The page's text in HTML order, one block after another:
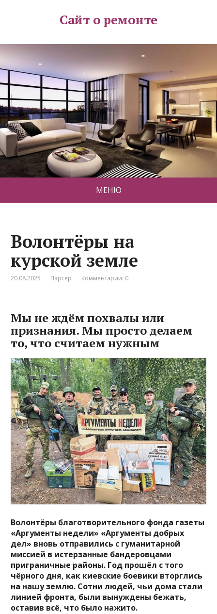
Сайт о ремонте
МЕНЮ
Волонтёры на
курской земле
20.08.2025 Парсер Комментарии: 0
Мы не ждём похвалы или
признания. Мы просто делаем
то, что считаем нужным
Волонтёры благотворительного фонда газеты
«Аргументы недели» «Аргументы добрых
дел» вновь отправились с гуманитарной
миссией в истерзанные бандеровцами
приграничные районы. Год прошёл с того
чёрного дня, как киевские боевики вторглись
на нашу землю. Сотни людей, чьи дома стали
линией фронта, были вынуждены бежать,
оставив всё, что было нажито.